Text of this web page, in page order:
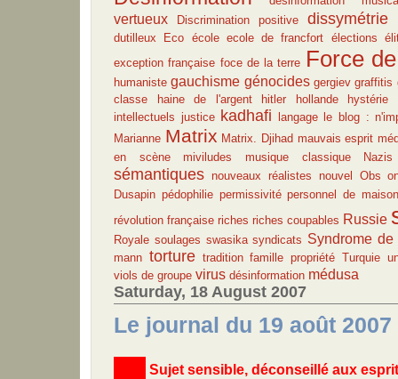
vertueux Discrimination positive dissymétrie
dutilleux
Eco école ecole de francfort élections
exception française foce de la terre Force
humaniste gauchisme génocides gergiev graffitis
classe
haine de l'argent hitler hollande hystérie
intellectuels justice kadhafi langage
le blog :
Marianne Matrix Matrix. Djihad mauvais esprit
en scène
miviludes musique classique Nazis
sémantiques nouveaux réalistes nouvel Obs
Dusapin pédophilie permissivité personnel de maison
révolution française riches riches coupables Russie
Royale soulages swasika syndicats Syndrome de
mann torture tradition famille propriété Turquie
viols de groupe virus désinformation médusa
Saturday, 18 August 2007
Le journal du 19 août 2007
Sujet sensible, déconseillé aux